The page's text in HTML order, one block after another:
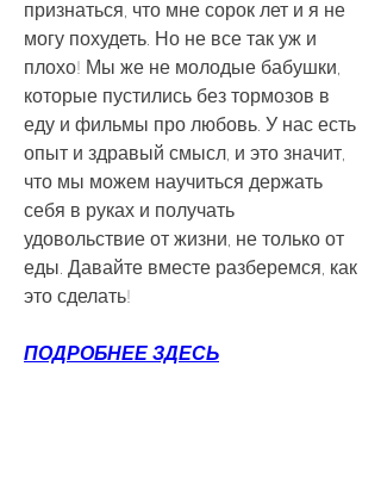
признаться, что мне сорок лет и я не
могу похудеть. Но не все так уж и
плохо! Мы же не молодые бабушки,
которые пустились без тормозов в
еду и фильмы про любовь. У нас есть
опыт и здравый смысл, и это значит,
что мы можем научиться держать
себя в руках и получать
удовольствие от жизни, не только от
еды. Давайте вместе разберемся, как
это сделать!
ПОДРОБНЕЕ ЗДЕСЬ